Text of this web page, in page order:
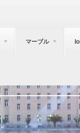
マーブル